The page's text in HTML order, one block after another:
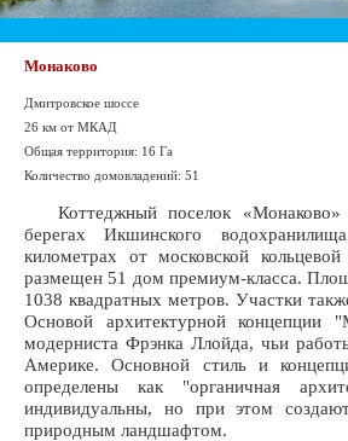
Монаково
Дмитровское шоссе
26 км от МКАД
Общая территория: 16 Га
Количество домовладений: 51
Коттеджный поселок «Монаково»
берегах Икшинского
километрах от московской
размещен 51 дом премиум-класса.
1038 квадратных метров. Участки
Основой архитектурной концепции
модерниста Фрэнка Ллойда, чьи
Америке. Основной стиль и
определены как "органичная
индивидуальны, но при этом
природным ландшафтом.